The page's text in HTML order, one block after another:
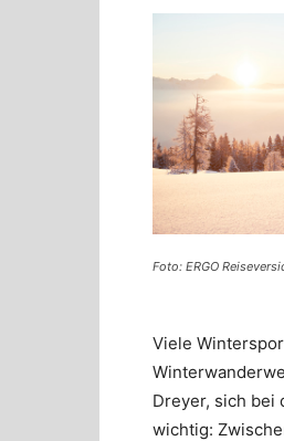
Foto: ERGO
Viele
Dreyer, sich bei
wichtig: